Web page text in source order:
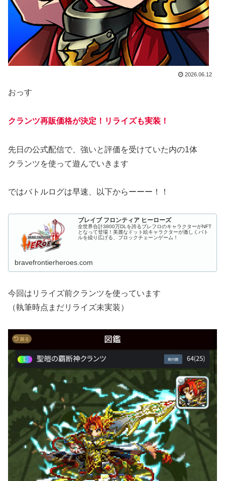
2026.06.12
おっす
クランツ再販価格が決定！リライズも実装！
先日の公式配信で、強いと評価を受けていた内の1体
クランツを使って遊んでいきます
ではバトルログは早速、以下からーーー！！
ブレイブ フロンティア ヒーローズ
全世界合計3800万DLを誇るブレフロのキャラクターがNFT
となって登場！美麗なドット絵キャラクターが激しくバト
ルを繰り広げる、ブロックチェーンゲーム！
bravefrontierheroes.com
今回はリライズ前クランツを使っています
（執筆時点まだリライズ未実装）